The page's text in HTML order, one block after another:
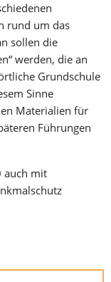
rund um das
sollen die
werden, die an
Grundschule
Sinne
Materialien für
Führungen
auch mit